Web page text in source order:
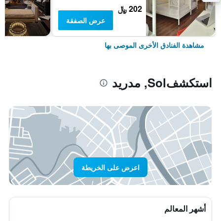
202 ﷼
عرض الصفقة
مشاهدة الفنادق الأخرى الموصى بها
استكشفSol, مدريد
اعرض على الخريطة
أشهر المعالم